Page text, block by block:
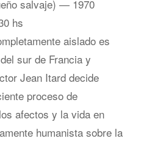
salvaje) — 1970
hs
aislado es
sur de Francia y
Jean Itard decide
proceso de
afectos y la vida en
humanista sobre la